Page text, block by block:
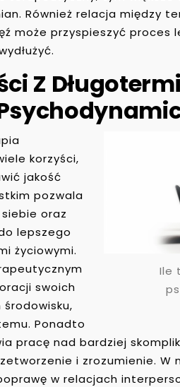
Również relacja między
może przyspieszyć proces
Z
Ile
korzyści,
jakość
pozwala
oraz
lepszego
życiowymi.
swoich
Ponadto
pracę nad bardziej
i zrozumienie. W
w relacjach